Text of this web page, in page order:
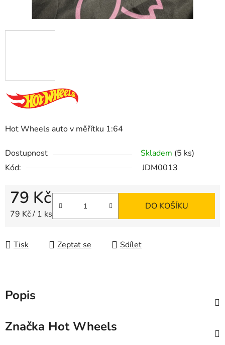
Hot Wheels auto v měřítku 1:64
Dostupnost Skladem (5 ks)
Kód:
JDM0013
79 Kč
Měrná cena:
79 Kč / 1 ks
DO KOŠÍKU
Tisk Zeptat se Sdílet
Popis
Značka Hot Wheels